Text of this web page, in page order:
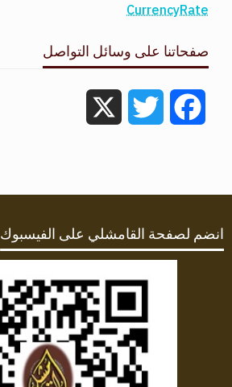
CurrencyRate
صفحاتنا على وسائل التواصل
Facebook
Twitter
انضم لصفحة القامشلي على الفيسبوك